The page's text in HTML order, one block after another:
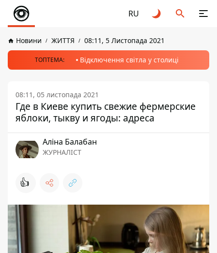
RU
Новини ЖИТТЯ 08:11, 5 Листопада 2021
ТОПТЕМА: Відключення світла у столиці
08:11, 05 листопада 2021
Где в Киеве купить свежие фермерские
яблоки, тыкву и ягоды: адреса
Аліна Балабан
ЖУРНАЛІСТ
👍